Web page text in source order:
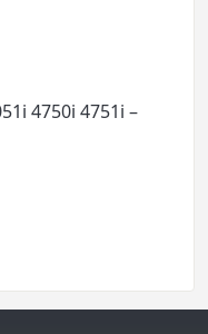
4750i 4751i –